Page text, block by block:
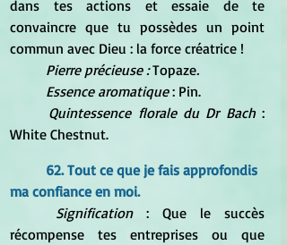
dans tes actions et essaie de te
convaincre que tu possèdes un point
commun avec Dieu : la force créatrice !
Pierre précieuse : Topaze.
Essence aromatique : Pin.
Quintessence florale du Dr Bach :
White Chestnut.
62. Tout ce que je fais approfondis
ma confiance en moi.
Signification : Que le succès
récompense tes entreprises ou que